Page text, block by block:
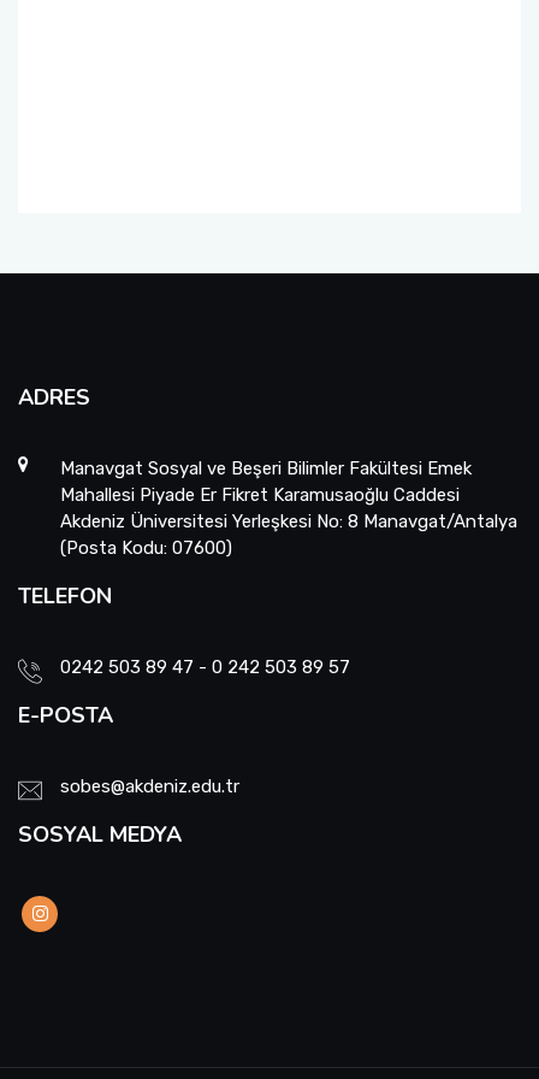
ADRES
Manavgat Sosyal ve Beşeri Bilimler Fakültesi Emek
Mahallesi Piyade Er Fikret Karamusaoğlu Caddesi
Akdeniz Üniversitesi Yerleşkesi No: 8 Manavgat/Antalya
(Posta Kodu: 07600)
TELEFON
0242 503 89 47 - 0 242 503 89 57
E-POSTA
sobes@akdeniz.edu.tr
SOSYAL MEDYA